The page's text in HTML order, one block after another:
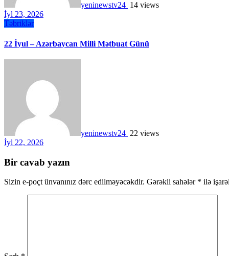
yeninewstv24 14 views
İyl 23, 2026
Təbriklər
22 İyul – Azərbaycan Milli Mətbuat Günü
yeninewstv24 22 views
İyl 22, 2026
Bir cavab yazın
Sizin e-poçt ünvanınız dərc edilməyəcəkdir. Gərəkli sahələr * ilə